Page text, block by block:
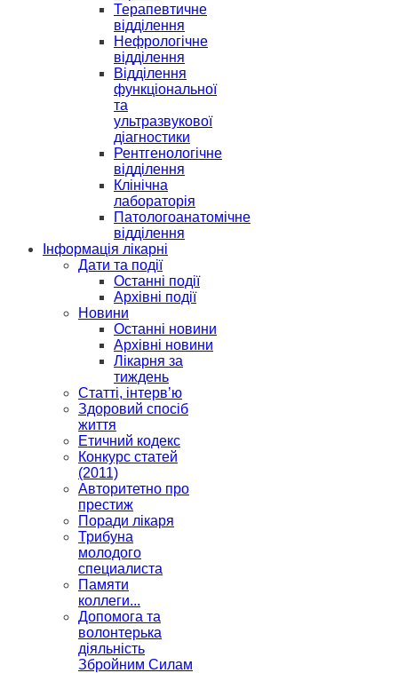
Терапевтичне
відділення
Нефрологічне
відділення
Відділення
функціональної
та
ультразвукової
діагностики
Рентгенологічне
відділення
Клінічна
лабораторія
Патологоанатомічне
відділення
Інформація лікарні
Дати та події
Останні події
Архівні події
Новини
Останні новини
Архівні новини
Лікарня за
тиждень
Статті, інтерв’ю
Здоровий спосіб
життя
Етичний кодекс
Конкурс статей
(2011)
Авторитетно про
престиж
Поради лікаря
Трибуна
молодого
специалиста
Памяти
коллеги...
Допомога та
волонтерька
діяльність
Збройним Силам